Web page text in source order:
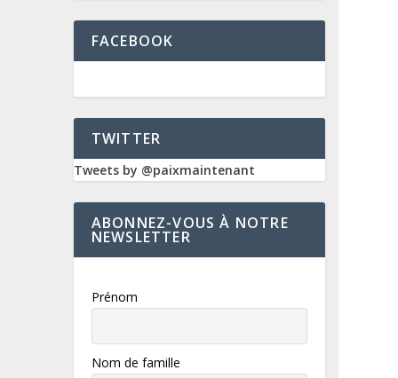
FACEBOOK
TWITTER
Tweets by @paixmaintenant
ABONNEZ-VOUS À NOTRE
NEWSLETTER
Prénom
Nom de famille